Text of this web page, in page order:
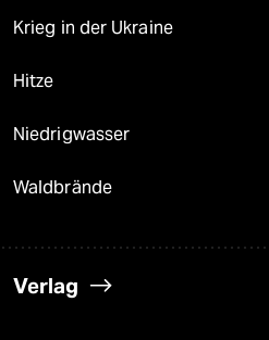
Krieg in der Ukraine
Hitze
Niedrigwasser
Waldbrände
Verlag